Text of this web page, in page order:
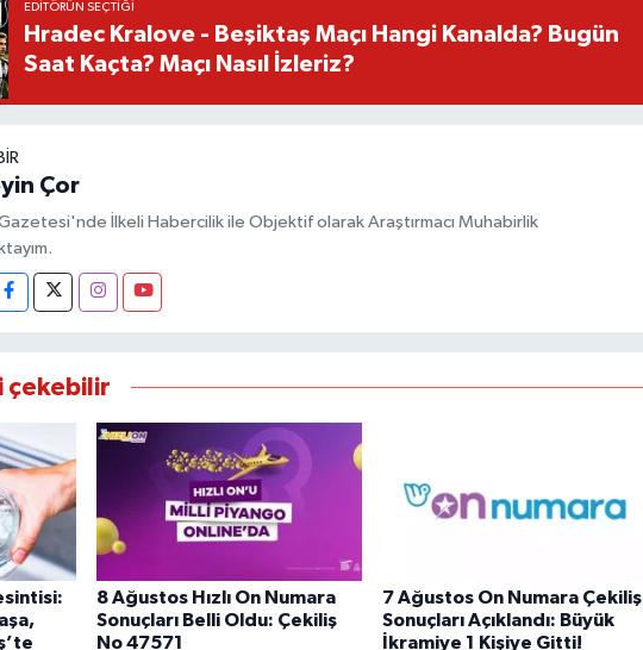
EDITÖRÜN SEÇTIĞI
Hradec Kralove - Beşiktaş Maçı Hangi Kanalda? Bugün
Saat Kaçta? Maçı Nasıl İzleriz?
Çor
İlkeli Habercilik ile Objektif olarak Araştırmacı Muhabirlik
çekebilir
8 Ağustos Hızlı On Numara
Sonuçları Belli Oldu: Çekiliş
No 47571
7 Ağustos On Numara Çekiliş
Sonuçları Açıklandı: Büyük
İkramiye 1 Kişiye Gitti!